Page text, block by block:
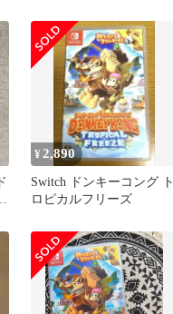
¥2,890
Switch ドンキーコング ト
ロピカルフリーズ